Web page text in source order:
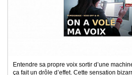
Entendre sa propre voix sortir d’une
ça fait un drôle d’effet. Cette sensation